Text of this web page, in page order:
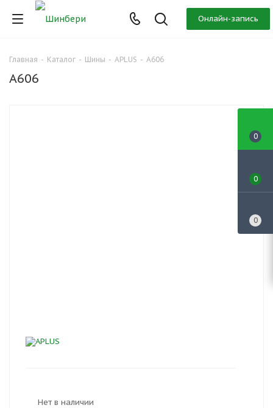
Онлайн-запись
Главная - Каталог - Шины - APLUS - A606
A606
Нет в наличии
0
0
0